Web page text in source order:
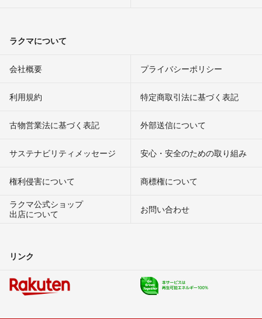
ラクマについて
会社概要 プライバシーポリシー
利用規約 特定商取引法に基づく表記
古物営業法に基づく表記 外部送信について
サステナビリティメッセージ 安心・安全のための取り組み
権利侵害について
商標権について
ラクマ公式ショップ
出店について
お問い合わせ
リンク